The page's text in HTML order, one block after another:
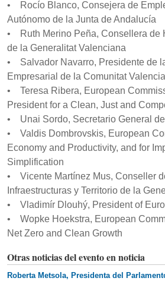
• Rocío Blanco, Consejera de
Autónomo de la Junta de Andalucía
• Ruth Merino Peña, Consellera de
de la Generalitat Valenciana
• Salvador Navarro, Presidente de
Empresarial de la Comunitat
• Teresa Ribera, European
President for a Clean, Just and
• Unai Sordo, Secretario General
• Valdis Dombrovskis, European
Economy and Productivity, and for
Simplification
• Vicente Martínez Mus, Conseller
Infraestructuras y Territorio de la
• Vladimír Dlouhý, President of
• Wopke Hoekstra, European
Net Zero and Clean Growth
Otras noticias del evento en noticia
Roberta Metsola, Presidenta del